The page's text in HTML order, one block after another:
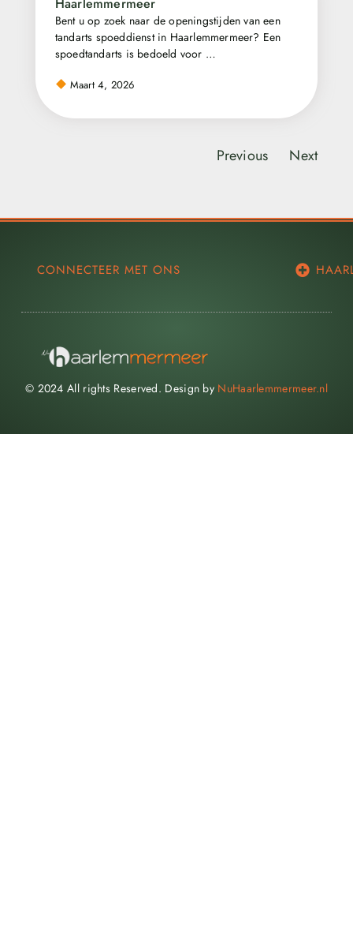
Haarlemmermeer
Bent u op zoek naar de openingstijden van een
tandarts spoeddienst in Haarlemmermeer? Een
spoedtandarts is bedoeld voor …
Maart 4, 2026
Previous Next
CONNECTEER MET ONS
© 2024 All rights Reserved. Design by NuHaarlemmermeer.nl